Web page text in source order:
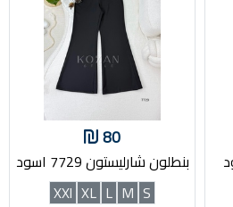
80
بنطلون شارليستون 7729 اسود
S
M
L
XL
XXl